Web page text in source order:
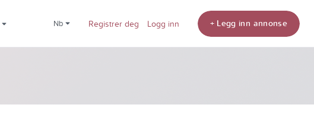
nb Registrer deg Logg inn + Legg inn annonse